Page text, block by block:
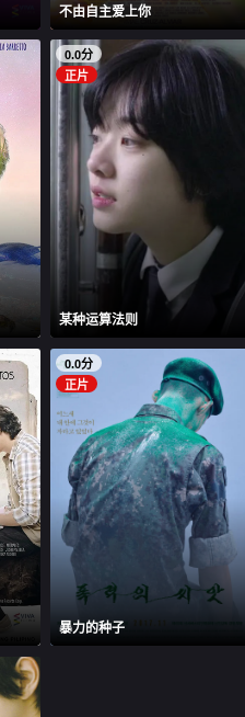
不由自主爱上你
0.0分
正片
某种运算法则
0.0分
正片
暴力的种子